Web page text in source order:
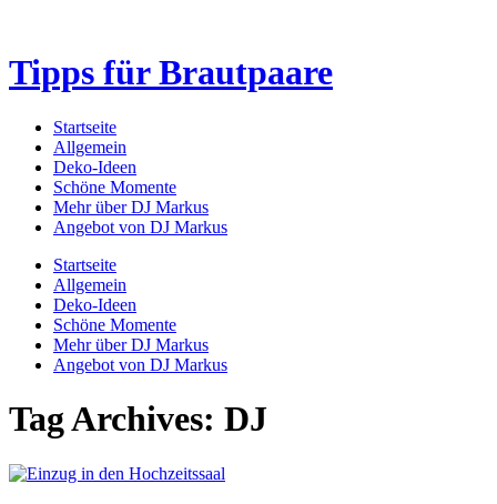
Tipps für Brautpaare
Startseite
Allgemein
Deko-Ideen
Schöne Momente
Mehr über DJ Markus
Angebot von DJ Markus
Startseite
Allgemein
Deko-Ideen
Schöne Momente
Mehr über DJ Markus
Angebot von DJ Markus
Tag Archives: DJ